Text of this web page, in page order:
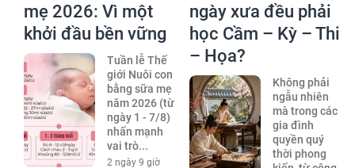
mẹ 2026: Vì một
khởi đầu bền vững
Tuần lễ Thế
giới Nuôi con
bằng sữa mẹ
năm 2026 (từ
ngày 1 - 7/8)
nhấn mạnh
vai trò...
2 ngày 9 giờ
ngày xưa đều phải
học Cầm – Kỳ – Thi
– Họa?
Không phải
ngẫu nhiên
mà trong các
gia đình
quyền quý
thời phong